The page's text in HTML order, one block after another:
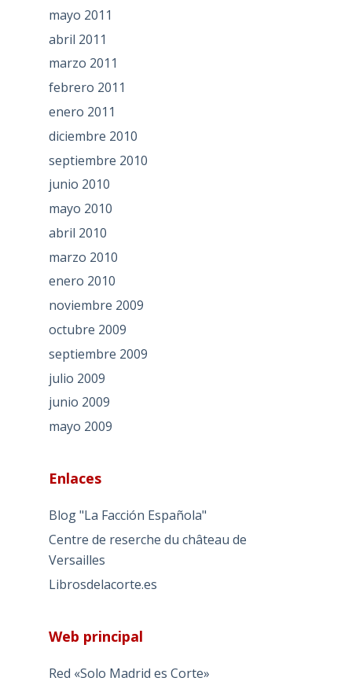
mayo 2011
abril 2011
marzo 2011
febrero 2011
enero 2011
diciembre 2010
septiembre 2010
junio 2010
mayo 2010
abril 2010
marzo 2010
enero 2010
noviembre 2009
octubre 2009
septiembre 2009
julio 2009
junio 2009
mayo 2009
Enlaces
Blog "La Facción Española"
Centre de reserche du château de
Versailles
Librosdelacorte.es
Web principal
Red «Solo Madrid es Corte»